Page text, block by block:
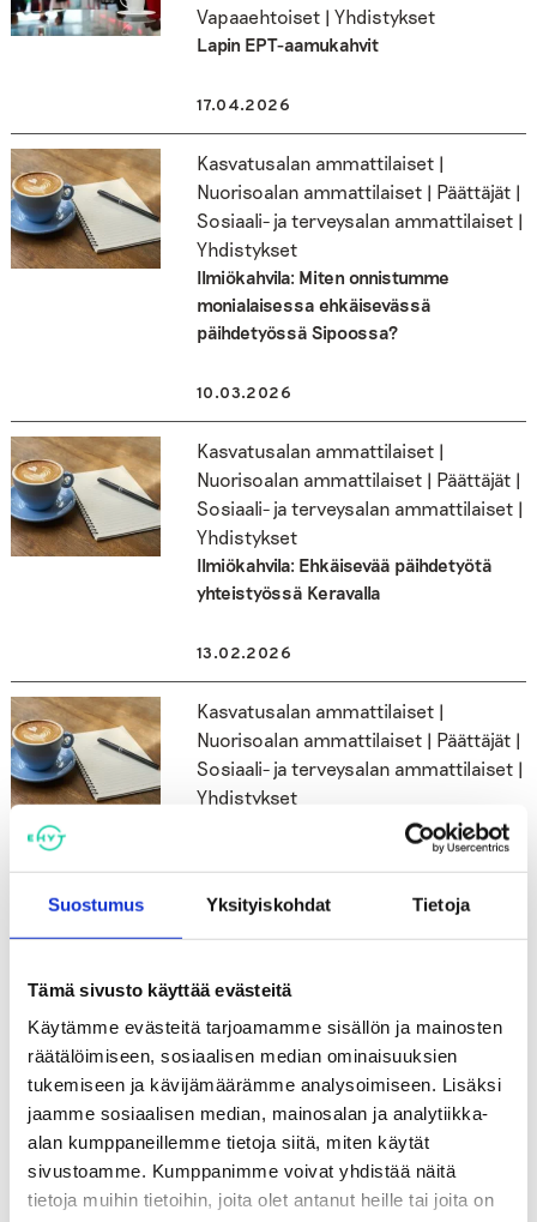
Suostumus Yksityiskohdat Tietoja
Tämä sivusto käyttää evästeitä
Käytämme evästeitä tarjoamamme sisällön ja mainosten
räätälöimiseen, sosiaalisen median ominaisuuksien
tukemiseen ja kävijämäärämme analysoimiseen. Lisäksi
jaamme sosiaalisen median, mainosalan ja analytiikka-
alan kumppaneillemme tietoja siitä, miten käytät
sivustoamme. Kumppanimme voivat yhdistää näitä
tietoja muihin tietoihin, joita olet antanut heille tai joita on
Vapaaehtoiset | Yhdistykset
Lapin EPT-aamukahvit
17.04.2026
Kasvatusalan ammattilaiset |
Nuorisoalan ammattilaiset | Päättäjät |
Sosiaali- ja terveysalan ammattilaiset |
Yhdistykset
Ilmiökahvila: Miten onnistumme
monialaisessa ehkäisevässä
päihdetyössä Sipoossa?
10.03.2026
Kasvatusalan ammattilaiset |
Nuorisoalan ammattilaiset | Päättäjät |
Sosiaali- ja terveysalan ammattilaiset |
Yhdistykset
Ilmiökahvila: Ehkäisevää päihdetyötä
yhteistyössä Keravalla
13.02.2026
Kasvatusalan ammattilaiset |
Nuorisoalan ammattilaiset | Päättäjät |
Sosiaali- ja terveysalan ammattilaiset |
Yhdistykset
Ilmiökahvila: Ehkäisevää päihdetyötä
13.02.2026
Nuorisoalan ammattilaiset | Päättäjät |
Sosiaali- ja terveysalan ammattilaiset |
Yhdistykset
Ilmiökahvila: Päihtyneen henkilön
kunnioittava kohtaaminen
Kymenlaaksossa
12.02.2026